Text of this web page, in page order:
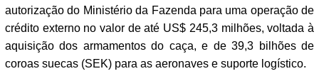
autorização do Ministério da Fazenda para uma operação de
crédito externo no valor de até US$ 245,3 milhões, voltada à
aquisição dos armamentos do caça, e de 39,3 bilhões de
coroas suecas (SEK) para as aeronaves e suporte logístico.